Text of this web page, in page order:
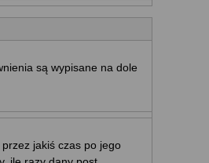
są wypisane na dole
jakiś czas po jego